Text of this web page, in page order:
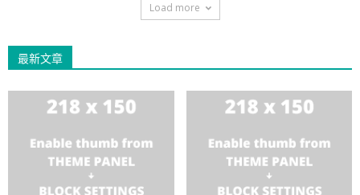
Load more
最新文章